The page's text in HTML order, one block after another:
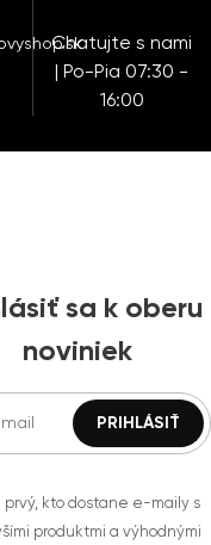
Chatujte s nami
| Po-Pia 07:30 -
16:00
sa k oberu
noviniek
prvý, kto dostane e-maily s
produktmi a výhodnými